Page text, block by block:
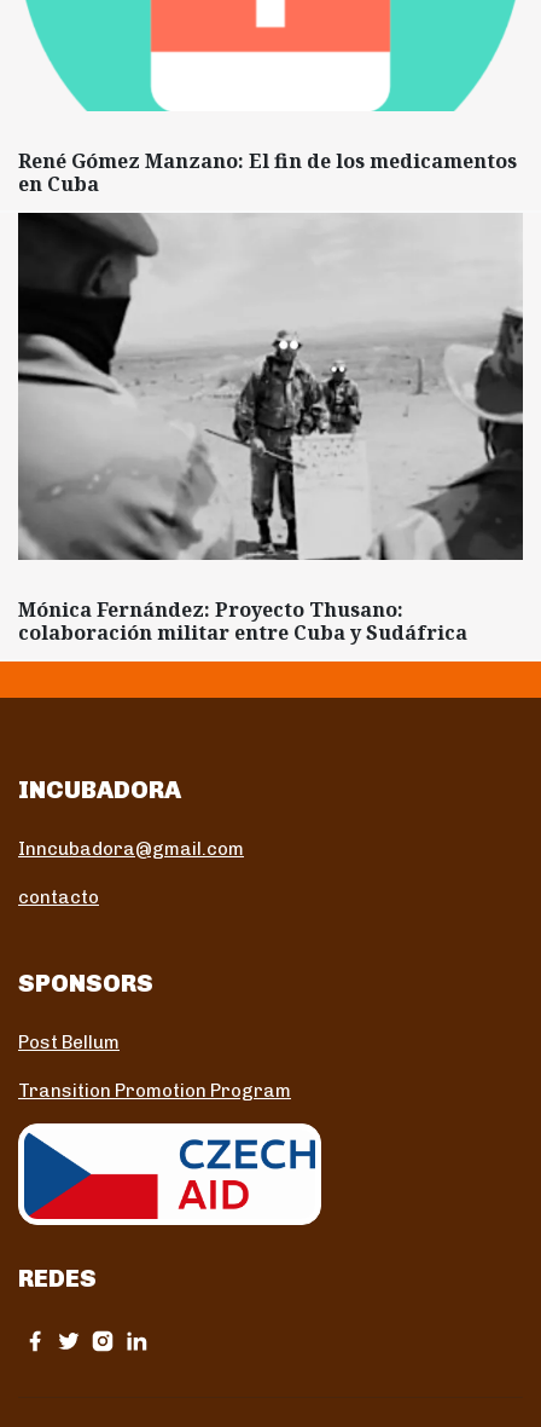
René Gómez Manzano: El fin de los medicamentos
en Cuba
Mónica Fernández: Proyecto Thusano:
colaboración militar entre Cuba y Sudáfrica
INCUBADORA
Inncubadora@gmail.com
contacto
SPONSORS
Post Bellum
Transition Promotion Program
REDES